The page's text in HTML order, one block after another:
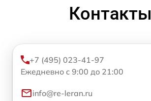
Контакты
+7 (495) 023-41-97
Ежедневно с 9:00 до 21:00
info@re-leran.ru